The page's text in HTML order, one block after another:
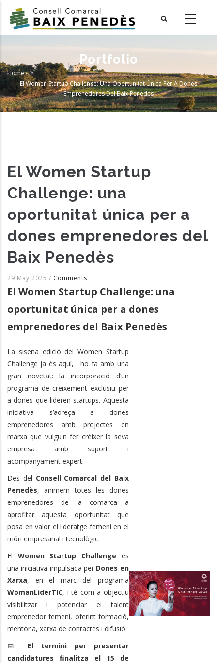
main
Portfolio
Breadcrumb
Home-
El Women Startup Challenge: Una Oportunitat Única Per A Dones
Emprenedores Del Baix Penedès
El Women Startup
Challenge: una
oportunitat única per a
dones emprenedores del
Baix Penedès
29 May 2025 / Comments
El Women Startup Challenge: una
oportunitat única per a dones
emprenedores del Baix Penedès
La sisena edició del Women Startup
Challenge ja és aquí, i ho fa amb una
gran novetat: la incorporació d’un
programa de creixement exclusiu per
a dones que lideren startups. Aquesta
iniciativa s’adreça a dones
emprenedores amb projectes en
marxa que vulguin fer créixer la seva
empresa amb suport i
acompanyament expert.
Des del Consell Comarcal del Baix
Penedès, animem totes les dones
emprenedores de la comarca a
aprofitar aquesta oportunitat que
posa en valor el lideratge femení en el
món empresarial i tecnològic.
El Women Startup Challenge és
una iniciativa impulsada per Dones en
Xarxa, en el marc del programa
WomanLiderTIC, i té com a objectiu
visibilitzar i potenciar el talent
emprenedor femení, oferint formació,
mentoria, xarxa de contactes i difusió.
📅 El termini per presentar
candidatures finalitza el 15 de